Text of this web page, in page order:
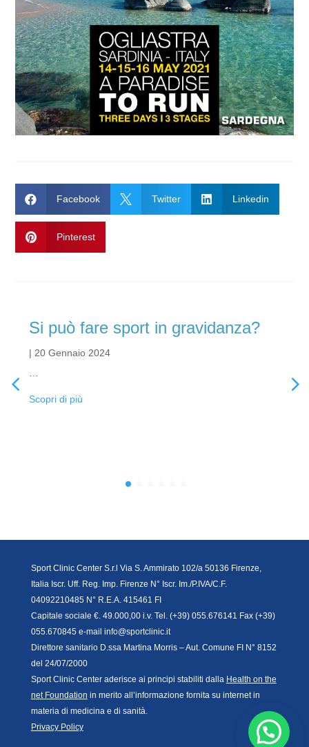
 Facebook  Twitter  Linkedin
 Pinterest
Si può fare sport in gravidanza?
| 20 Gennaio 2024
…
Scopri di più
Sport Clinic Center S.r.l Via S. Ammirato 102/a 50136 Firenze,
Italia Iscr. Uff. Reg. Imp. Firenze N° Iscr. Im./P.IVA/C.F.
04092210485 N° R.E.A. 415461 FI
Capitale sociale €. 49.000,00 i.v. Tel. (+39) 055.676141 Fax (+39)
055.670845 e-mail info@sportclinic.it
Direttore sanitario D.ssa Martina Morris – Aut. Comune FI N° 8152
del 24/07/2000
Sport Clinic Center aderisce ai principi stabiliti dalla Health on the
net Foundation in merito all’informazione fornita su internet in
materia di medicina e di sanità.
Privacy Policy